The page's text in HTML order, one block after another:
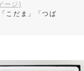
ージ)
こだま」「つば